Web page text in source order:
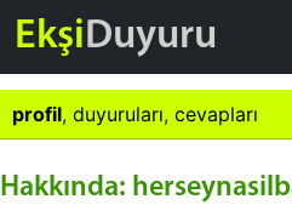
EkşiDuyuru
profil, duyuruları, cevapları
Hakkında: